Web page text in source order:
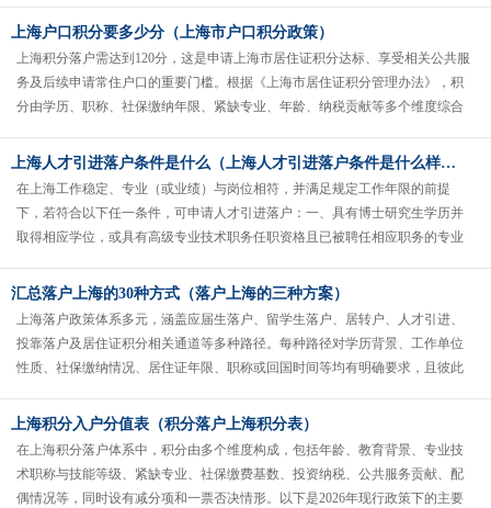
上海户口积分要多少分（上海市户口积分政策）
上海积分落户需达到120分，这是申请上海市居住证积分达标、享受相关公共服
务及后续申请常住户口的重要门槛。根据《上海市居住证积分管理办法》，积
分由学历、职称、社保缴纳年限、紧缺专业、年龄、纳税贡献等多个维度综合
上海人才引进落户条件是什么（上海人才引进落户条件是什么样的）
在上海工作稳定、专业（或业绩）与岗位相符，并满足规定工作年限的前提
下，若符合以下任一条件，可申请人才引进落户：一、具有博士研究生学历并
取得相应学位，或具有高级专业技术职务任职资格且已被聘任相应职务的专业
汇总落户上海的30种方式（落户上海的三种方案）
上海落户政策体系多元，涵盖应届生落户、留学生落户、居转户、人才引进、
投靠落户及居住证积分相关通道等多种路径。每种路径对学历背景、工作单位
性质、社保缴纳情况、居住证年限、职称或回国时间等均有明确要求，且彼此
上海积分入户分值表（积分落户上海积分表）
在上海积分落户体系中，积分由多个维度构成，包括年龄、教育背景、专业技
术职称与技能等级、紧缺专业、社保缴费基数、投资纳税、公共服务贡献、配
偶情况等，同时设有减分项和一票否决情形。以下是2026年现行政策下的主要